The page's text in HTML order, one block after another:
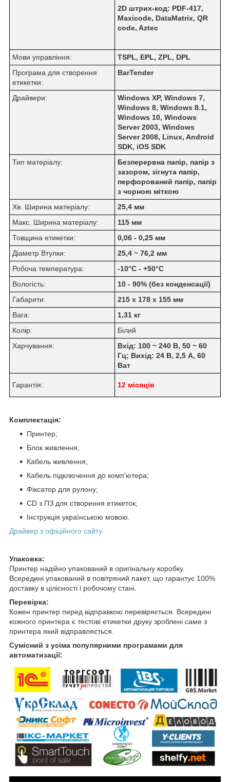
2D штрих-код: PDF-417,
Maxicode, DataMatrix, QR
code, Aztec
Мови управління:
TSPL, EPL, ZPL, DPL
Програма для створення
етикетки:
BarTender
Драйвери:
Windows XP, Windows 7,
Windows 8, Windows 8.1,
Windows 10, Windows
Server 2003, Windows
Server 2008, Linux, Android
SDK, iOS SDK
Тип матеріалу:
Безперервна папір, папір з
зазором, зігнута папір,
перфорований папір, папір
з чорною міткою
Хв. Ширина матеріалу:
25,4 мм
Макс. Ширина матеріалу:
115 мм
Товщина етикетки:
0,06 - 0,25 мм
Діаметр Втулки:
25,4 ~ 76,2 мм
Робоча температура:
-10°C - +50°C
Вологість:
10 - 90% (без конденсації)
Габарити:
215 х 178 х 155 мм
Вага:
1,31 кг
Колір:
Білий
Харчування:
Вхід: 100 ~ 240 В, 50 ~ 60
Гц; Вихід: 24 В, 2,5 А, 60
Ват
Гарантія: 12 місяців
Комплектація:
Принтер;
Блок живлення;
Кабель живлення;
Кабель підключення до комп'ютера;
Фіксатор для рулону;
CD з ПЗ для створення етикеток;
Інструкція українською мовою.
Драйвер з офіційного сайту.
Упаковка:
Принтер надійно упакований в оригінальну коробку.
Всередині упакований в повітряний пакет, що гарантує 100%
доставку в цілісності і робочому стані.
Перевірка:
Кожен принтер перед відправкою перевіряється. Всередині
кожного принтера є тестові етикетки друку зроблені саме з
принтера який відправляється.
Сумісний з усіма популярними програмами для
автоматизації: